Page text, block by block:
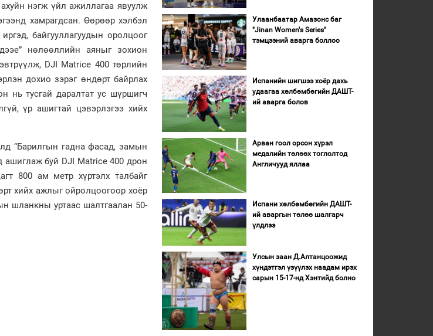
нэгж үйл ажиллагаа явуулж
хамрагдсан. Өөрөөр хэлбэл
байгууллагуудын оролцоог
нөлөөллийн аяныг зохион
DJI Matrice 400 төрлийн
дохио зэрэг өндөрт байрлах
нь тусгай даралтат ус шүршигч
үр ашигтай цэвэрлэгээ хийх
“Барилгын гадна фасад, замын
ашиглаж буй DJI Matrice 400 дрон
800 ам метр хүртэлх талбайг
хийх ажлыг ойролцоогоор хоёр
шланкны уртаас шалтгаалан 50-
Улаанбаатар Амазонс баг
"Jinan Women's Series"
тэмцээний аварга боллоо
Испанийн шигшээ хоёр дахь
удаагаа хөлбөмбөгийн ДАШТ-
ий аварга болов
Арван гоол орсон хүрэл
медалийн төлөөх тоглолтод
Англичууд яллаа
Испани хөлбөмбөгийн ДАШТ-
ий аваргын төлөө шалгарч
үлдлээ
Улсын заан Д.Алтанцоожид
хүндэтгэл үзүүлэх наадам ирэх
сарын 15-17-нд Хэнтийд болно